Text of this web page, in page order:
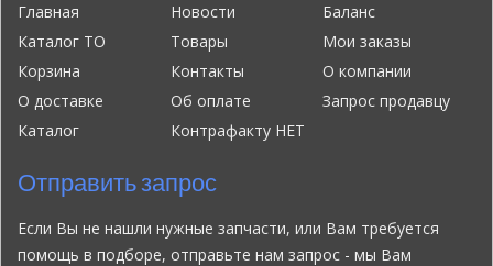
Главная Новости
Баланс
Каталог ТО
Товары
Мои заказы
Корзина
Контакты
О компании
О доставке
Об оплате
Запрос продавцу
Каталог
Контрафакту НЕТ
Отправить запрос
Если Вы не нашли нужные запчасти, или Вам требуется
помощь в подборе, отправьте нам запрос - мы Вам